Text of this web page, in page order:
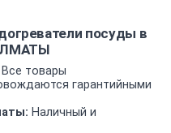
посуды в
Все товары
гарантийными
Наличный и